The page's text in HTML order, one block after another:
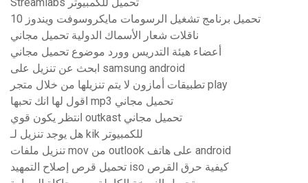
Streamlabs تحميل للكمبيوتر
تحميل برنامج تشغيل الرسومات مايكروسوفت ويندوز 10
ناقلات شعار الأسماك الدولية تحميل مجاني
أعضاء هيئة التدريس وورد موضوع تحميل مجاني
ابحث عن تنزيل على samsung android
تطبيقات أمازون لا يتم تنزيلها من خلال متجر play
اقول لها انك تحبها mp3 تحميل مجاني
انتظر يكون قوي outkast تحميل مجاني
هل يوجد تنزيل لـ kik للكمبيوتر
تنزيل ملفات mov من outlook على هاتف android
تحميل قرص إصلاح التمهيد iso كيفية حرق القرص